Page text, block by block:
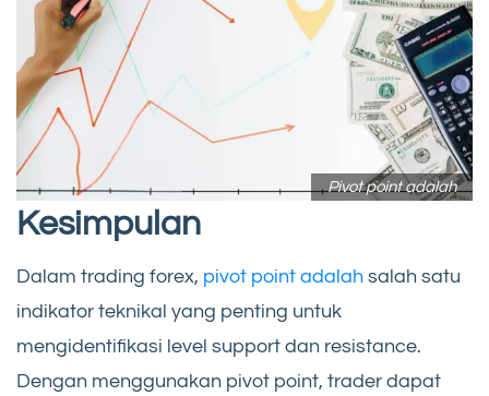
Pivot point adalah
Kesimpulan
Dalam trading forex, pivot point adalah salah satu
indikator teknikal yang penting untuk
mengidentifikasi level support dan resistance.
Dengan menggunakan pivot point, trader dapat